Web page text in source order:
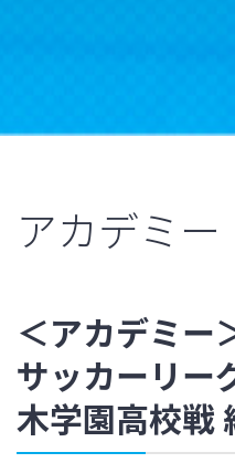
アカデミー
＜アカデミー
サッカーリー
木学園高校戦